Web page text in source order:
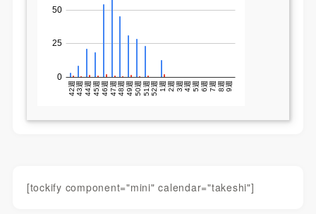
[tockify component="mini" calendar="takeshi"]